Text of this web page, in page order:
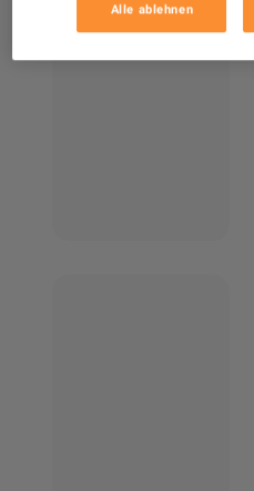
Alle ablehnen